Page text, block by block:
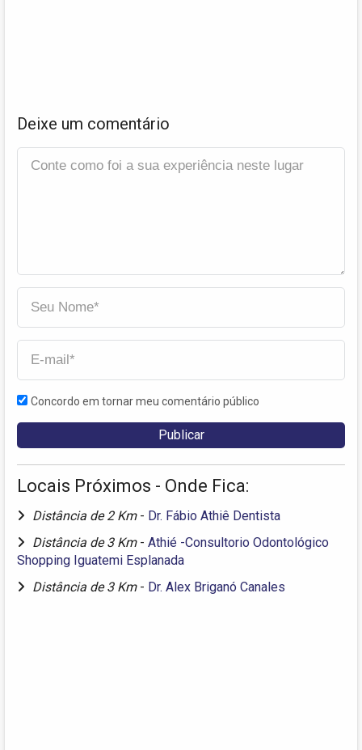
Deixe um comentário
Concordo em tornar meu comentário público
Locais Próximos - Onde Fica:
Distância de 2 Km - Dr. Fábio Athiê Dentista
Distância de 3 Km - Athié -Consultorio Odontológico
Shopping Iguatemi Esplanada
Distância de 3 Km - Dr. Alex Briganó Canales